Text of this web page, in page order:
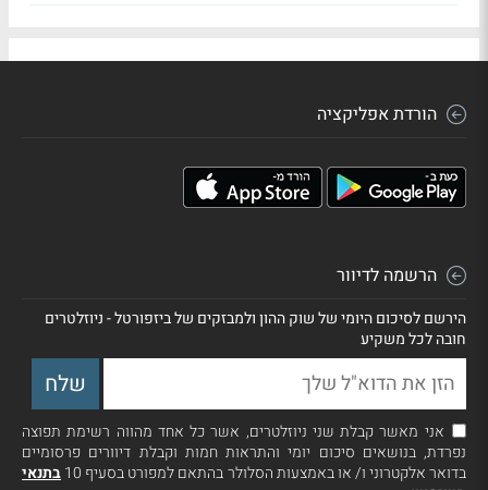
הורדת אפליקציה
הרשמה לדיוור
הירשם לסיכום היומי של שוק ההון ולמבזקים של ביזפורטל - ניוזלטרים
חובה לכל משקיע
אני מאשר קבלת שני ניוזלטרים, אשר כל אחד מהווה רשימת תפוצה
נפרדת, בנושאים סיכום יומי והתראות חמות וקבלת דיוורים פרסומיים
בדואר אלקטרוני ו/ או באמצעות הסלולר בהתאם למפורט בסעיף 10
בתנאי